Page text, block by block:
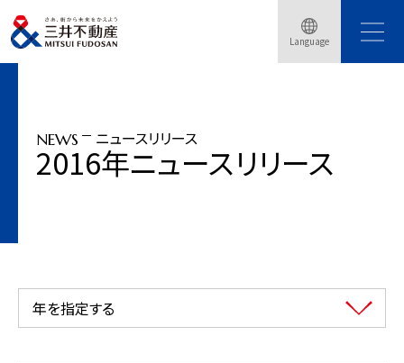
Language
トップページ ニュースリリース
オフィスビル内で時短食材キット「Ｋｉｔ Ｏｉｓｉｘ」の販売イベント開催
NEWS ニュースリリース
2016年ニュースリリース
年を指定する